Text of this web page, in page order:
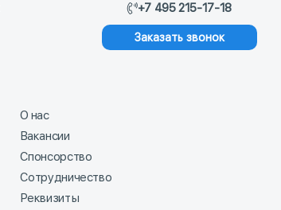
+7 495 215-17-18
Заказать звонок
О нас
Вакансии
Спонсорство
Сотрудничество
Реквизиты